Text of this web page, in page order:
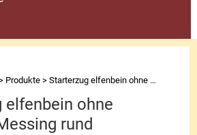
Produkte >Starterzug elfenbein ohne Drahtseil Messing rund
elfenbein ohne
rund